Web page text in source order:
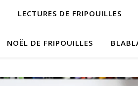
LECTURES DE FRIPOUILLES
NOËL DE FRIPOUILLES